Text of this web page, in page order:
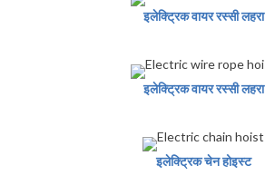
इलेक्ट्रिक वायर रस्सी लहरा
इलेक्ट्रिक वायर रस्सी लहरा
इलेक्ट्रिक चेन होइस्ट